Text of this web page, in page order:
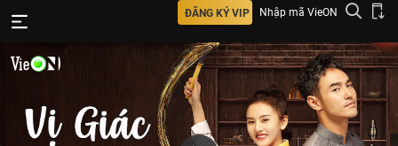
ĐĂNG KÝ VIP Nhập mã VieON